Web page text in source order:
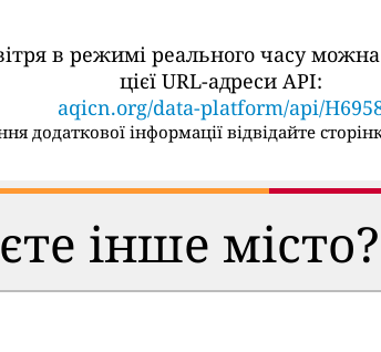
в режимі реального часу
цієї URL-адреси API:
aqicn.org/data-platform/api/
додаткової інформації відвідайте
інше місто?